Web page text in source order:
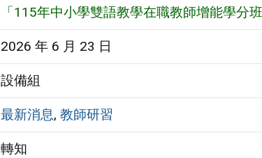
「115年中小學雙語教學在職教師增能學分
2026 年 6 月 23 日
設備組
最新消息, 教師研習
轉知